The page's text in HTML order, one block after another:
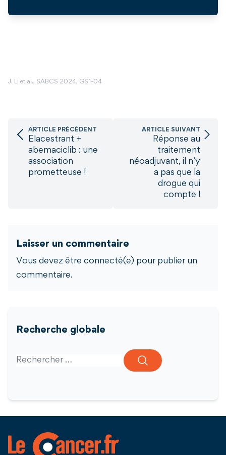
J. Li et al., SABCS 2024, GS1-04
ARTICLE PRÉCÉDENT
Elacestrant +
abemaciclib : une
association
prometteuse !
ARTICLE SUIVANT
Réponse au
traitement
néoadjuvant, il n’y
a pas que la
drogue qui
compte !
Laisser un commentaire
Vous devez être connecté(e) pour publier un
commentaire.
Recherche globale
Search for: